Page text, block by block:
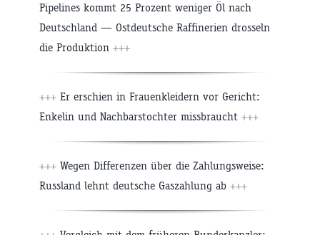
Pipelines kommt 25 Prozent weniger Öl nach
Deutschland — Ostdeutsche Raffinerien drosseln
die Produktion +++
+++ Er erschien in Frauenkleidern vor Gericht:
Enkelin und Nachbarstochter missbraucht +++
+++ Wegen Differenzen über die Zahlungsweise:
Russland lehnt deutsche Gaszahlung ab +++